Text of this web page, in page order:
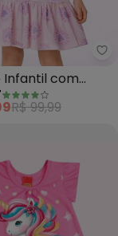
Infantil com
Infantil com
(Rosa)
R$ 99,99